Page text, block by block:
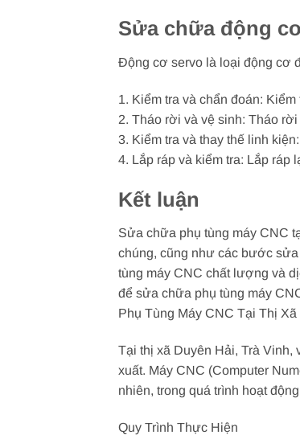
Sửa chữa động
Động cơ servo là loại động cơ
1. Kiểm tra và chẩn đoán:
2. Tháo rời và vệ sinh: Tháo
3. Kiểm tra và thay thế linh
4. Lắp ráp và kiểm tra: Lắp ráp
Kết luận
Sửa chữa phụ tùng máy CNC
chúng, cũng như các bước
tùng máy CNC chất lượng và
để sửa chữa phụ tùng máy
Phụ Tùng Máy CNC Tại Thị
Tại thị xã Duyên Hải, Trà
xuất. Máy CNC (Computer
nhiên, trong quá trình hoạt
Quy Trình Thực Hiện